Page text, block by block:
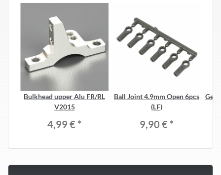
Bulkhead upper Alu FR/RL
V2015
4,99 € *
Ball Joint 4.9mm Open 6pcs
(LF)
9,90 € *